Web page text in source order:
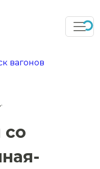
вагонов